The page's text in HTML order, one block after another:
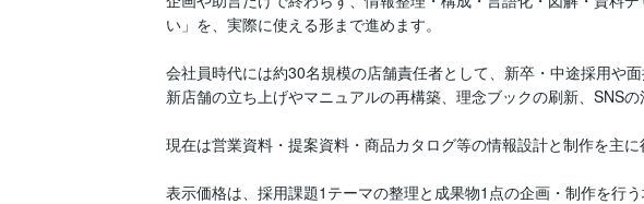
い」を、実際に使える形まで進めます。
会社員時代には約30名規模の店舗責任者として、新卒・中途採用や面
新店舗の立ち上げやマニュアルの再構築、理念ブックの刷新、SNSの
現在は営業資料・提案資料・商品カタログ等の情報設計と制作を主に
表示価格は、採用課題1テーマの整理と成果物1点の企画・制作を行う